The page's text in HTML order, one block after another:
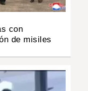
con
de misiles